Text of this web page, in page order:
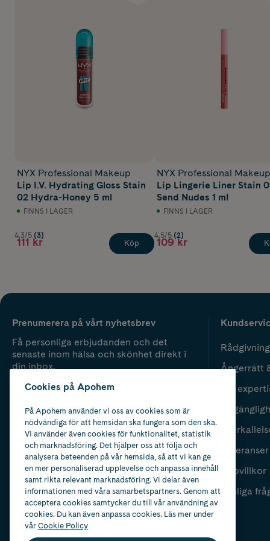
NYX Professional Makeup
Lip I.V. Hydrating Gloss Stain
02 Hydra-Honey 5 ml
FINNS I LAGER
4.3/5 (3)
111 kr Köp
NYX Professional Makeup
Lip Lingerie Liner Stain
Send Nudes 1 ml
FINNS I LAGER
4.5/5 (2)
109 kr
Prenumerera på vårt nyhetsbrev
Få personliga erbjudanden och det
senaste inom hälsa och skönhet direkt i
din inbox.
Ångerrätt
Vår
Leveranser
Köpvillkor
Vanliga
Cookies på Apohem
På Apohem använder vi oss av cookies som är
nödvändiga för att hemsidan ska fungera som den ska.
Vi använder även cookies för funktionalitet, statistik
och marknadsföring. Det hjälper oss att följa och
analysera beteenden på vår hemsida, så att vi kan ge
en mer personaliserad upplevelse och anpassa innehåll
samt rikta relevant marknadsföring. Vi delar även
informationen med våra samarbetspartners. Genom att
acceptera cookies samtycker du till vår användning av
cookies. Du kan även anpassa cookies. Läs mer under
vårCookie Policy